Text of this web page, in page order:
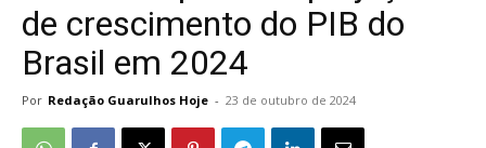
de crescimento do PIB do
Brasil em 2024
Por Redação Guarulhos Hoje - 23 de outubro de 2024